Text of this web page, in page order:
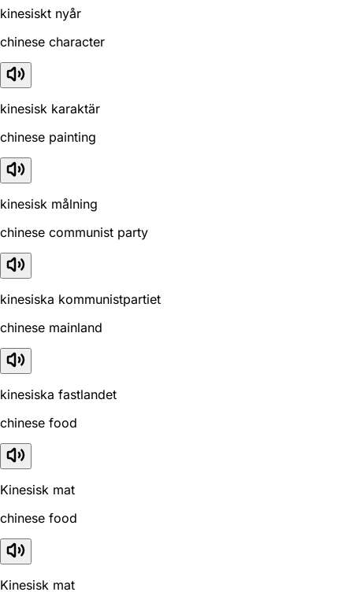
kinesiskt nyår
chinese character
kinesisk karaktär
chinese painting
kinesisk målning
chinese communist party
kinesiska kommunistpartiet
chinese mainland
kinesiska fastlandet
chinese food
Kinesisk mat
chinese food
Kinesisk mat